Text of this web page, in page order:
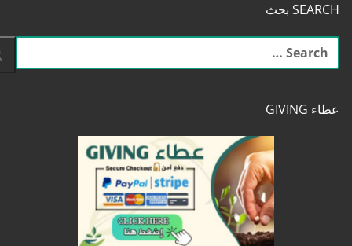
SEARCH بحث
البحث
عن:
عطاء GIVING